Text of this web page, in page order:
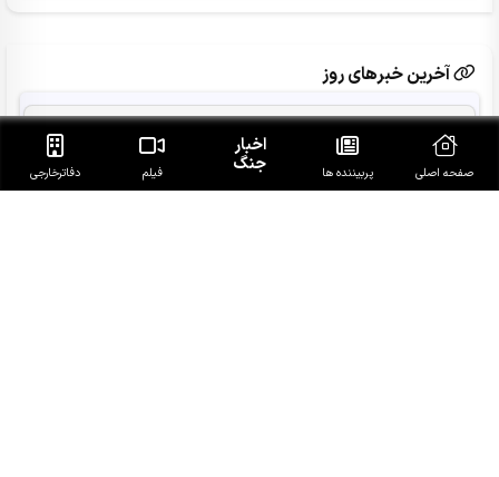
آخرین خبرهای روز
11 سناتور آمریکا خواستار خروج نیروهای این کشور از جنگ با
ایران شدند
صفحه اصلی پربیننده ها
اخبار
جنگ فیلم دفاتر‌خارجی